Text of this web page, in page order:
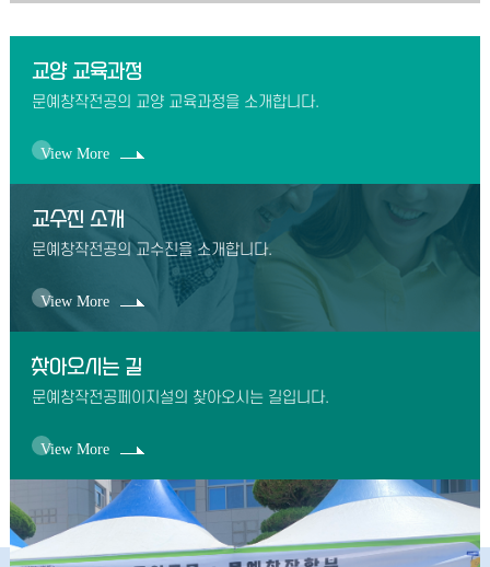
교양 교육과정
문예창작전공의 교양 교육과정을 소개합니다.
View More
교수진 소개
문예창작전공의 교수진을 소개합니다.
View More
찾아오시는 길
문예창작전공페이지설의 찾아오시는 길입니다.
View More